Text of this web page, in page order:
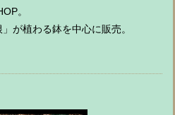
。
が植わる鉢を中心に販売。